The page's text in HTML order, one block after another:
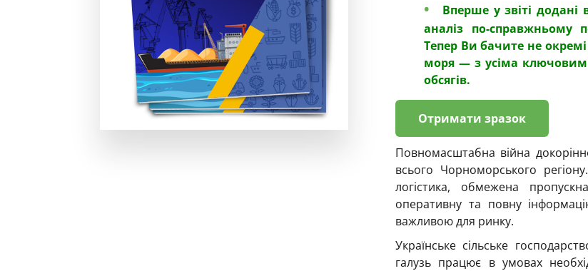
Вперше у звіті
аналіз по-справжньому
Тепер Ви бачите не
моря — з усіма
обсягів.
Отримати зразок
Повномасштабна війна
всього Чорноморського
логістика, обмежена
оперативну та повну
важливою для ринку.
Українське сільське
галузь працює в умовах